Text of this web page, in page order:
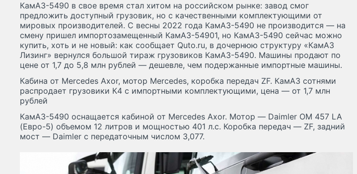
КамАЗ-5490 в свое время стал хитом на российском рынке: завод смог
предложить доступный грузовик, но с качественными комплектующими от
мировых производителей. С весны 2022 года КамАЗ-5490 не производится — на
смену пришел импортозамещенный КамАЗ-54901, но КамАЗ-5490 сейчас можно
купить, хоть и не новый: как сообщает Quto.ru, в дочернюю структуру «КамАЗ
Лизинг» вернулся большой тираж грузовиков КамАЗ-5490. Машины продают по
цене от 1,7 до 5,8 млн рублей — дешевле, чем подержанные импортные машины.
Кабина от Mercedes Axor, мотор Mercedes, коробка передач ZF. КамАЗ сотнями
распродает грузовики К4 c импортными комплектующими, цена — от 1,7 млн
рублей
КамАЗ-5490 оснащается кабиной от Mercedes Axor. Мотор — Daimler OM 457 LA
(Евро-5) объемом 12 литров и мощностью 401 л.с. Коробка передач — ZF, задний
мост — Daimler с передаточным числом 3,077.